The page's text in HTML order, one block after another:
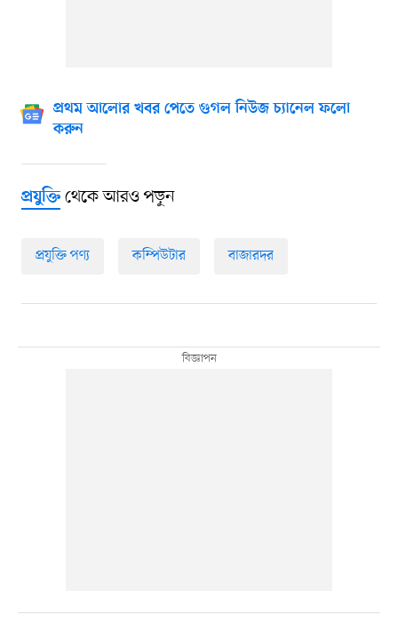
প্রথম আলোর খবর পেতে গুগল নিউজ চ্যানেল ফলো
করুন
প্রযুক্তিথেকে আরও পড়ুন
প্রযুক্তি পণ্য কম্পিউটার বাজারদর